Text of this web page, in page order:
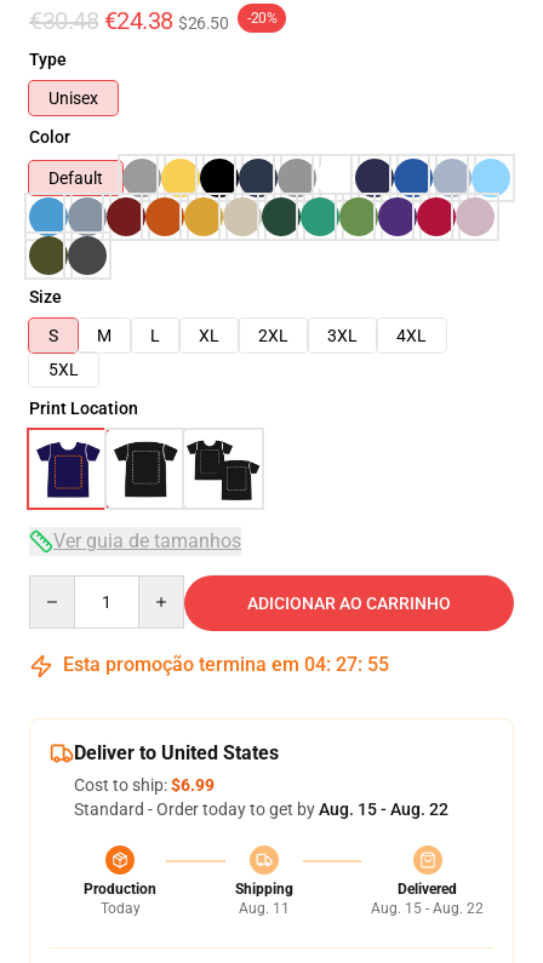
€30.48 €24.38 $26.50 -20%
Type
Unisex
Color
Default
Size
S
M L XL 2XL 3XL
4XL
5XL
Print Location
Ver guia de tamanhos
ADICIONAR AO CARRINHO
Esta promoção termina em 04: 27: 54
Deliver to United States
Cost to ship:$6.99
Standard - Order today to get byAug. 15 - Aug. 22
Production
Today
Shipping
Aug. 11
Delivered
Aug. 15 - Aug. 22